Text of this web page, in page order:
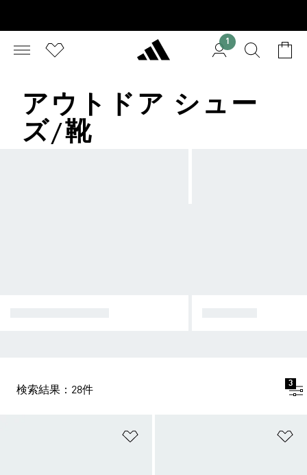
1
アウトドア シュー
ズ/靴
検索結果：28件
3